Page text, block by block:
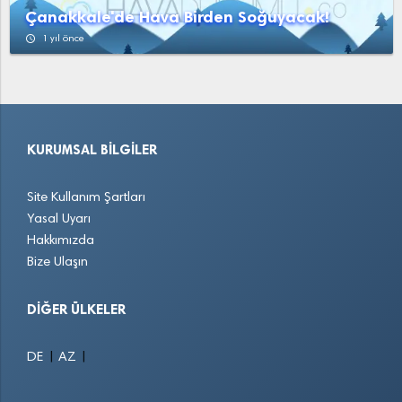
Çanakkale'de Hava Birden Soğuyacak!
access_time 1 yıl önce
KURUMSAL BILGILER
Site Kullanım Şartları
Yasal Uyarı
Hakkımızda
Bize Ulaşın
DIĞER ÜLKELER
DE AZ